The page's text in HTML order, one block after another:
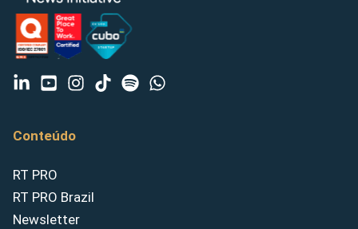
Conteúdo
RT PRO
RT PRO Brazil
Newsletter